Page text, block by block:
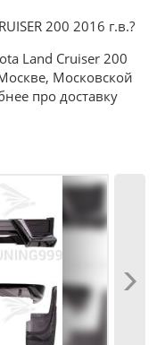
200 2016 г.в.?
Land Cruiser 200
Московской
про доставку